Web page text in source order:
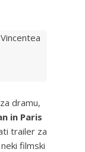
dramu,
in Paris
trailer za
filmski